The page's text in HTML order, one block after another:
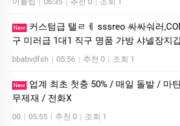
New
커스텀급 탤ㄹㅔ sssreo 싸싸숴러
구 미러급 1대1 직구 명품 가방 샤넬장지
bbabvdfsh | 05:56 | 추천 0 | 조회 1
New
업계 최초 첫충 50% / 매일 돌발 / 마
무제재 / 전화X
00 | 05:55 | 추천 0 | 조회 1